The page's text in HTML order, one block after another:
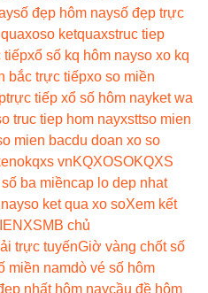
số đẹp hôm naysố đẹp trực
xoso ketquaxstruc tiep
tiếpxổ số kq hôm nayso xo kq
bắc trực tiếpxo so miền
trực tiếp xổ số hôm nayket wa
truc tiep hom nayxsttso mien
mien bacdu doan xo so
kqxs vnKQXOSOKQXS
ba miềncap lo dep nhat
so ket qua xo soXem kết
XSMB chủ
trực tuyếnGiờ vàng chốt số
miền namdò vé số hôm
nhất hôm naycầu đề hôm